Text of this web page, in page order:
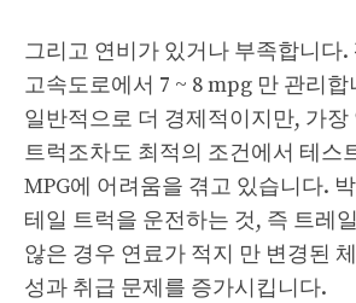
그리고 연비가 있거나 부족합니다.
고속도로에서 7 ~ ​​8 mpg 만 관리
일반적으로 더 경제적이지만, 가
트럭조차도 최적의 조건에서 테스
MPG에 어려움을 겪고 있습니다.
테일 트럭을 운전하는 것, 즉 트레
않은 경우 연료가 적지 만 변경된
성과 취급 문제를 증가시킵니다.